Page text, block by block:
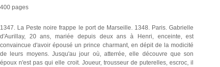
400 pages
1347. La Peste noire frappe le port de Marseille. 1348. Paris. Gabrielle
d'Aurillay, 20 ans, mariée depuis deux ans à Henri, enceinte, est
convaincue d'avoir épousé un prince charmant, en dépit de la modicité
de leurs moyens. Jusqu'au jour où, atterrée, elle découvre que son
époux n'est pas qui elle croit. Joueur, trousseur de puterelles, escroc, il